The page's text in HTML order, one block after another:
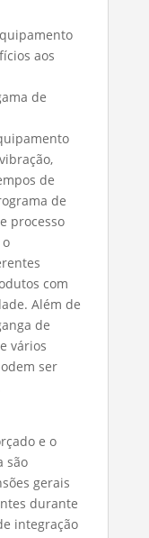
aos
de
de
de
processo
com
Além de
de
vários
ser
e o
são
gerais
durante
integração